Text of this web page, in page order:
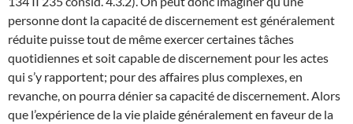
personne dont la capacité de discernement est généralement
réduite puisse tout de même exercer certaines tâches
quotidiennes et soit capable de discernement pour les actes
qui s’y rapportent; pour des affaires plus complexes, en
revanche, on pourra dénier sa capacité de discernement. Alors
que l’expérience de la vie plaide généralement en faveur de la